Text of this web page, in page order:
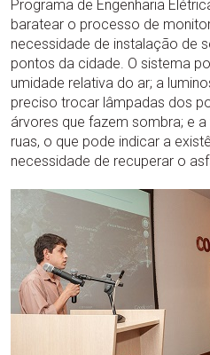
Programa de Engenharia
baratear o processo de
necessidade de instalação de
pontos da cidade. O sistema
umidade relativa do ar; a
preciso trocar lâmpadas dos
árvores que fazem sombra; e
ruas, o que pode indicar a
necessidade de recuperar o